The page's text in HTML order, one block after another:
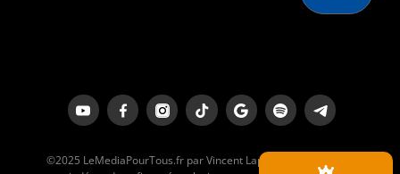
©2025 LeMediaPourTous.fr par Vincent Lapierre est un média